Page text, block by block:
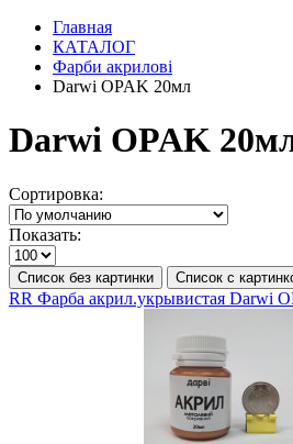
Главная
КАТАЛОГ
Фарби акрилові
Darwi OPAK 20мл
Darwi OPAK
Сортировка:
Показать:
Список без картинки Список с
RR Фарба акрил.укрывистая Darwi